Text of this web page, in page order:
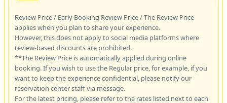
Review Price / Early Booking Review Price / The Review Price
applies when you plan to share your experience.
However, this does not apply to social media platforms where
review-based discounts are prohibited.
**The Review Price is automatically applied during online
booking. If you wish to use the Regular price, for example, if you
want to keep the experience confidential, please notify our
reservation center staff via message.
For the latest pricing, please refer to the rates listed next to each